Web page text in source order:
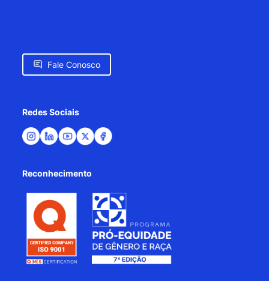
Fale Conosco
Redes Sociais
Reconhecimento